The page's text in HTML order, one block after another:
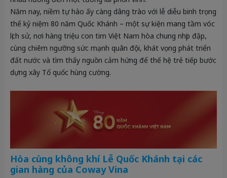
Năm nay, niềm tự hào ấy càng dâng trào với lễ diễu binh trọng
thể kỷ niệm 80 năm Quốc Khánh – một sự kiện mang tầm vóc
lịch sử, nơi hàng triệu con tim Việt Nam hòa chung nhịp đập,
cùng chiêm ngưỡng sức mạnh quân đội, khát vọng phát triển
đất nước và tìm thấy nguồn cảm hứng để thế hệ trẻ tiếp bước
dựng xây Tổ quốc hùng cường.
Hòa cùng không khí Lễ Quốc Khánh tại các
gian hàng của Coway Vina